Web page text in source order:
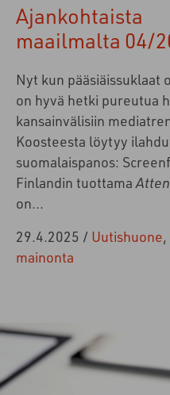
Ajankohtaista
maailmalta 04/
Nyt kun pääsiäissuklaat
on hyvä hetki pureutua
kansainvälisiin
Koosteesta löytyy
suomalaispanos:
Finlandin tuottama
on...
29.4.2025 / Uutishuone,
mainonta